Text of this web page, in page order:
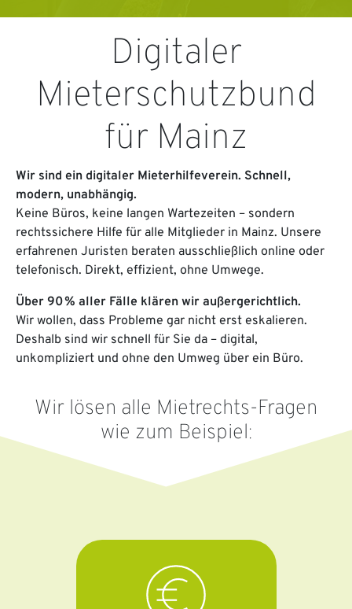
Digitaler
Mieterschutzbund
für Mainz
Wir sind ein digitaler Mieterhilfeverein. Schnell,
modern, unabhängig.
Keine Büros, keine langen Wartezeiten – sondern
rechtssichere Hilfe für alle Mitglieder in Mainz. Unsere
erfahrenen Juristen beraten ausschließlich online oder
telefonisch. Direkt, effizient, ohne Umwege.
Über 90 % aller Fälle klären wir außergerichtlich.
Wir wollen, dass Probleme gar nicht erst eskalieren.
Deshalb sind wir schnell für Sie da – digital,
unkompliziert und ohne den Umweg über ein Büro.
Wir lösen alle Mietrechts-Fragen
wie zum Beispiel: